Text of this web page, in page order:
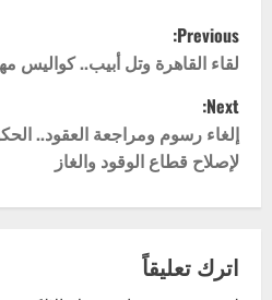
P
o
s
t
n
a
Previous:
لقاء القاهرة وتل أبيب.. كواليس
Next:
إلغاء رسوم ومراجعة العقود..
لإصلاح قطاع الوقود والغاز
اترك تعليقاً